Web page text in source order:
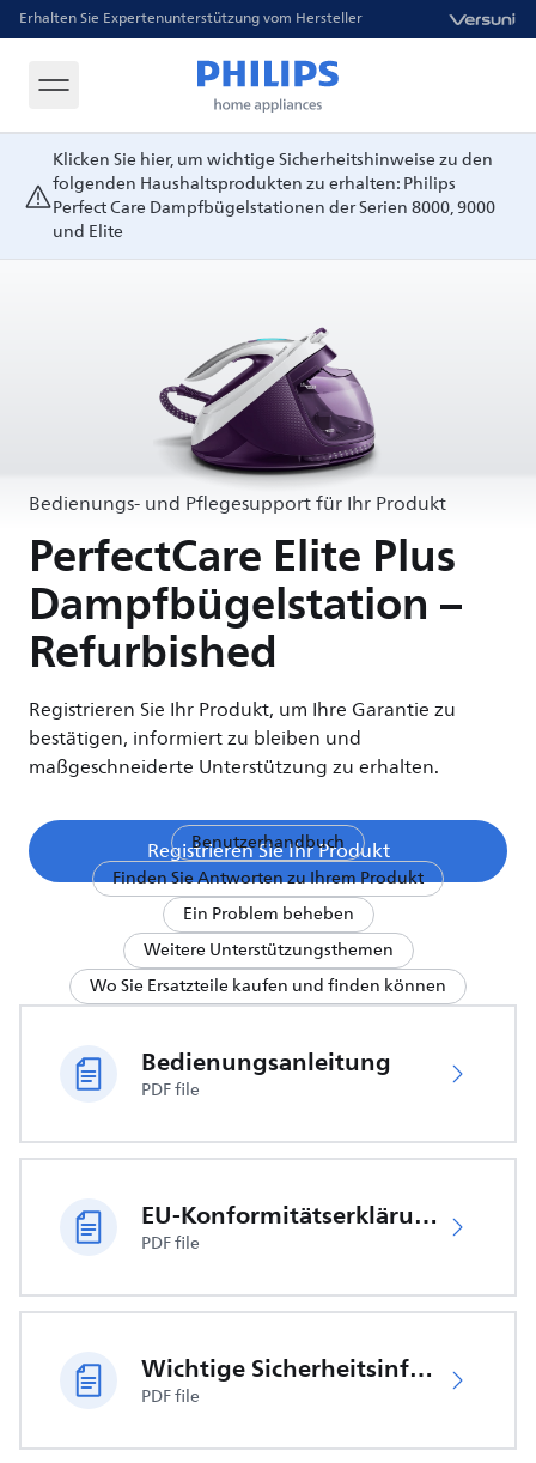
Erhalten Sie Expertenunterstützung vom Hersteller
Klicken Sie hier, um wichtige Sicherheitshinweise zu den
folgenden Haushaltsprodukten zu erhalten: Philips
Perfect Care Dampfbügelstationen der Serien 8000, 9000
und Elite
Bedienungs- und Pflegesupport für Ihr Produkt
PerfectCare Elite Plus
Dampfbügelstation –
Refurbished
Registrieren Sie Ihr Produkt, um Ihre Garantie zu
bestätigen, informiert zu bleiben und
maßgeschneiderte Unterstützung zu erhalten.
Registrieren Sie Ihr Produkt
Benutzerhandbuch
Finden Sie Antworten zu Ihrem Produkt
Ein Problem beheben
Weitere Unterstützungsthemen
Wo Sie Ersatzteile kaufen und finden können
Bedienungsanleitung
PDF file
EU-Konformitätserklärung
PDF file
Wichtige Sicherheitsinformationen
PDF file